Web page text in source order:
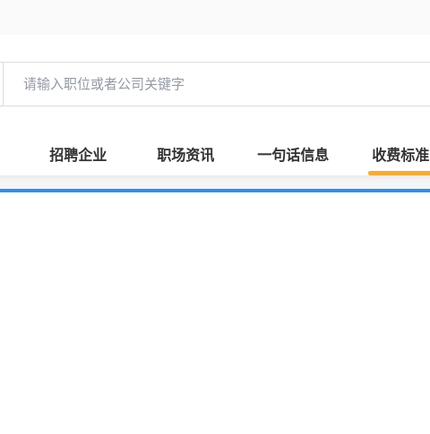
招聘企业 职场资讯 一句话信息 收费标准